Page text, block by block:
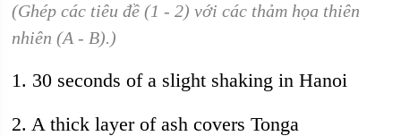
(Ghép các tiêu đề (1 - 2) với các thảm họa thiên
nhiên (A - B).)
1. 30 seconds of a slight shaking in Hanoi
2. A thick layer of ash covers Tonga